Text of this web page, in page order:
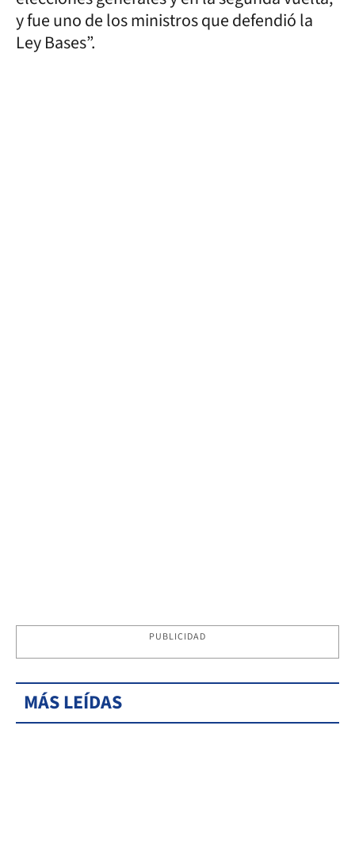
y fue uno de los ministros que defendió la
Ley Bases”.
PUBLICIDAD
MÁS LEÍDAS